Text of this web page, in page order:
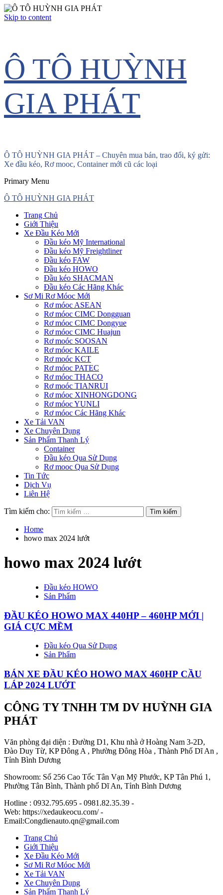
Skip to content
Ô TÔ HUỲNH
GIA PHÁT
Ô TÔ HUỲNH GIA PHÁT – Chuyên mua bán, trao đổi, ký gửi:
Xe đầu kéo, Rơ mooc, Container mới cũ các loại
Primary Menu
Ô TÔ HUỲNH GIA PHÁT
Trang Chủ
Giới Thiệu
Xe Đầu Kéo Mới
Đầu kéo Mỹ International
Đầu kéo Mỹ Freightliner
Đầu kéo FAW
Đầu kéo HOWO
Đầu kéo SHACMAN
Đầu kéo Các Hãng Khác
Sơ Mi Rơ Móoc Mới
Rơ móoc ASEAN
Rơ móoc CIMC Dongguan
Rơ móoc CIMC Dongyue
Rơ móoc CIMC Huajun
Rơ moóc SOOSAN
Rơ móoc KAILE
Rơ moóc KCT
Rơ móoc PATEC
Rơ móoc THACO
Rơ moóc TIANRUI
Rơ móoc XINHONGDONG
Rơ móoc YUNLI
Rơ móoc Các Hãng Khác
Xe Tải VAN
Xe Chuyên Dụng
Sản Phẩm Thanh Lý
Container
Đầu kéo Qua Sử Dụng
Rơ mooc Qua Sử Dụng
Tin Tức
Dịch Vụ
Liên Hệ
Tìm kiếm cho:
Home
howo max 2024 lướt
howo max 2024 lướt
Đầu kéo HOWO
Sản Phẩm
ĐẦU KÉO HOWO MAX 440HP – 460HP MỚI |
GIÁ CỰC MỀM
Đầu kéo Qua Sử Dụng
Sản Phẩm
BÁN XE ĐẦU KÉO HOWO MAX 460HP CẦU
LÁP 2024 LƯỚT
CÔNG TY TNHH TM DV HUỲNH GIA
PHÁT
Văn phòng đại diện : Đường D1, Khu nhà ở Hoàng Nam 3-2D,
Đào Duy Từ, KP Đông A , Phường Đông Hòa , Thành Phố Dĩ An ,
Tỉnh Bình Dương
Showroom: Số 256 Cao Tốc Tân Vạn Mỹ Phước, KP Tân Phú 1,
Phường Tân Bình, Thành phố Dĩ An, Tỉnh Bình Dương
Hotline : 0932.795.695 - 0981.82.35.39 -
Web: https://xedaukeocu.com/ -
Email:Congdienauto.qn@gmail.com
Trang Chủ
Giới Thiệu
Xe Đầu Kéo Mới
Sơ Mi Rơ Móoc Mới
Xe Tải VAN
Xe Chuyên Dụng
Sản Phẩm Thanh Lý